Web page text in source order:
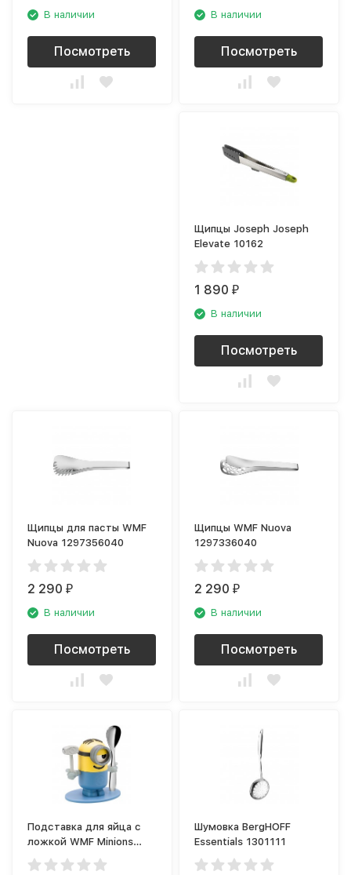
В наличии
Посмотреть
В наличии
Посмотреть
Щипцы Joseph Joseph
Elevate 10162
1 890₽
В наличии
Посмотреть
Щипцы для пасты WMF
Nuova 1297356040
2 290₽
В наличии
Посмотреть
Щипцы WMF Nuova
1297336040
2 290₽
В наличии
Посмотреть
Подставка для яйца с
ложкой WMF Minions
1286226040
Шумовка BergHOFF
Essentials 1301111